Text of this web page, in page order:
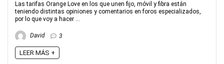
Las tarifas Orange Love en los que unen fijo, móvil y fibra están
teniendo distintas opiniones y comentarios en foros especializados,
por lo que voy a hacer ...
David 3
LEER MÁS +